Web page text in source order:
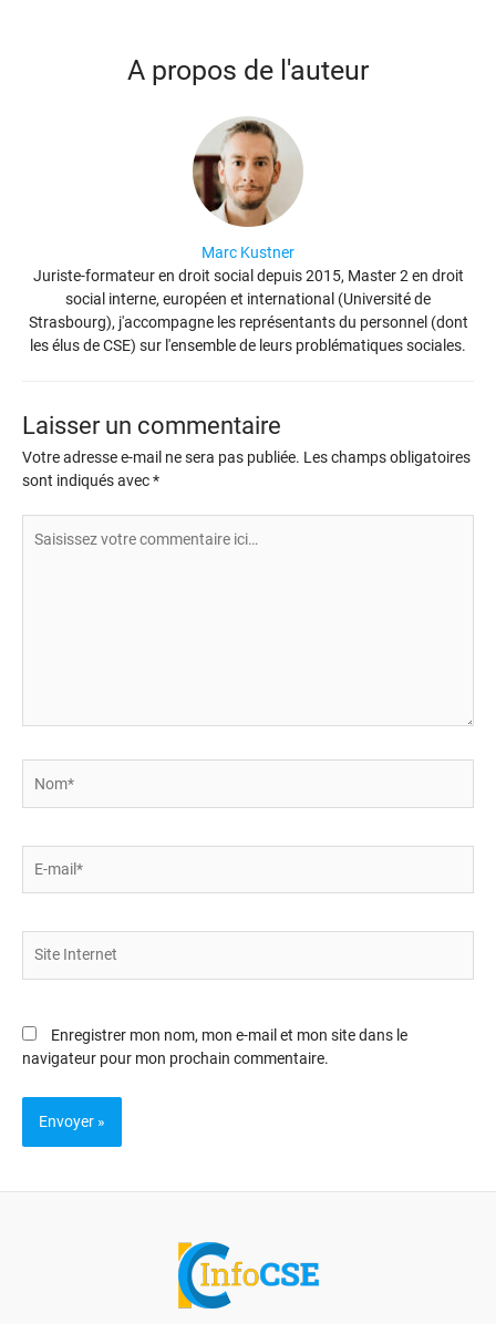
A propos de l'auteur
Marc Kustner
Juriste-formateur en droit social depuis 2015, Master 2 en droit
social interne, européen et international (Université de
Strasbourg), j'accompagne les représentants du personnel (dont
les élus de CSE) sur l'ensemble de leurs problématiques sociales.
Laisser un commentaire
Votre adresse e-mail ne sera pas publiée. Les champs obligatoires
sont indiqués avec*
votre
mail*
Internet
Enregistrer mon nom, mon e-mail et mon site dans le
navigateur pour mon prochain commentaire.